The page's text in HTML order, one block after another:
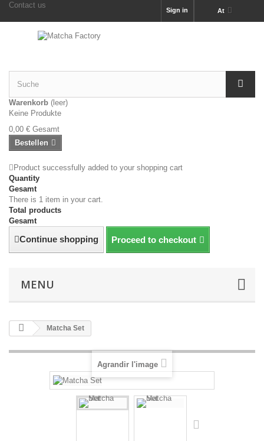
At
Sign in
Contact us
Warenkorb (leer)
Keine Produkte
0,00 € Gesamt
Bestellen
Product successfully added to your shopping cart
Quantity
Gesamt
There is 1 item in your cart.
Total products
Gesamt
Continue shopping Proceed to checkout
MENU
Matcha Set
Agrandir l'image